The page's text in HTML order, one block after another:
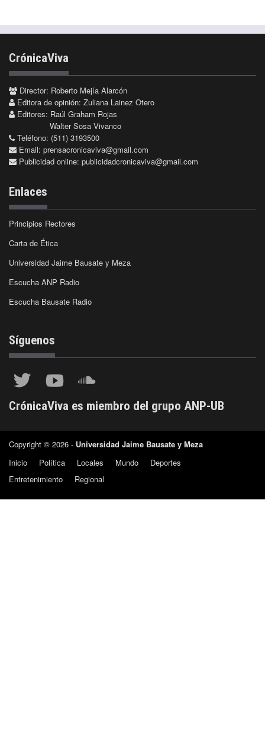
CrónicaViva
Director: Roberto Mejía Alarcón
Editora de opinión: Zuliana Lainez Otero
Editores: Raúl Graham Rojas
Walter Sosa Vivanco
Teléfono: (511) 3193500
Email: prensacronicaviva@gmail.com
Publicidad online: publicidadcronicaviva@gmail.com
Enlaces
Principios Rectores
Carta de Ética
Universidad Jaime Bausate y Meza
Escucha ANP Radio
Escucha Bausate Radio
Síguenos
CrónicaViva es miembro del grupo ANP-UB
Copyright © 2026 - Universidad Jaime Bausate y Meza
Inicio
Política Locales Mundo
Deportes
Entretenimiento
Regional